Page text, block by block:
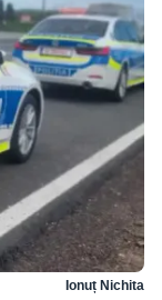
Ionuț Nichita